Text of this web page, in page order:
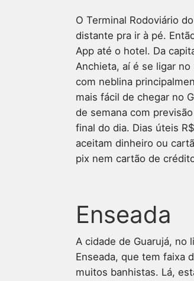
O Terminal Rodoviário
distante pra ir à pé.
App até o hotel. Da
Anchieta, aí é se ligar
com neblina
mais fácil de chegar no
de semana com
final do dia. Dias úteis
aceitam dinheiro ou
pix nem cartão de
Enseada
A cidade de Guarujá, no
Enseada, que tem faixa
muitos banhistas. Lá,